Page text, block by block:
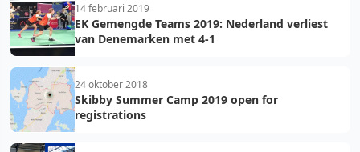
14 februari 2019
EK Gemengde Teams 2019: Nederland verliest
van Denemarken met 4-1
24 oktober 2018
Skibby Summer Camp 2019 open for
registrations